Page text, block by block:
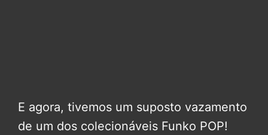
E agora, tivemos um suposto vazamento
de um dos colecionáveis Funko POP!